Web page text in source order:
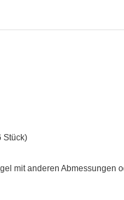
Stück)
mit anderen Abmessungen